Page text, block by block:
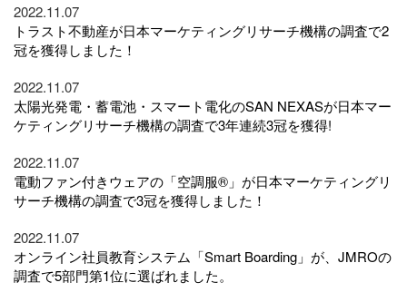
2022.11.07
トラスト不動産が日本マーケティングリサーチ機構の調査で2
冠を獲得しました！
2022.11.07
太陽光発電・蓄電池・スマート電化のSAN NEXASが日本マー
ケティングリサーチ機構の調査で3年連続3冠を獲得!
2022.11.07
電動ファン付きウェアの「空調服®」が日本マーケティングリ
サーチ機構の調査で3冠を獲得しました！
2022.11.07
オンライン社員教育システム「Smart Boarding」が、JMROの
調査で5部門第1位に選ばれました。